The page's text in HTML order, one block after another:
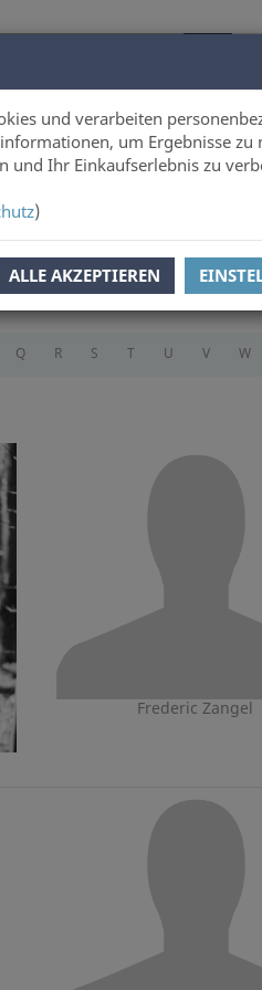
und verarbeiten
um Ergebnisse zu
und Ihr Einkaufserlebnis zu
)
ALLE AKZEPTIEREN
Q R S T U V W
Frederic Zangel